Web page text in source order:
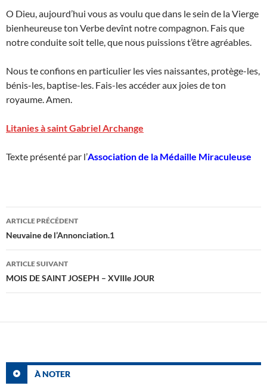
O Dieu, aujourd’hui vous as voulu que dans le sein de la Vierge
bienheureuse ton Verbe devînt notre compagnon. Fais que
notre conduite soit telle, que nous puissions t’être agréables.
Nous te confions en particulier les vies naissantes, protège-les,
bénis-les, baptise-les. Fais-les accéder aux joies de ton
royaume. Amen.
Litanies à saint Gabriel Archange
Texte présenté par l’Association de la Médaille Miraculeuse
Navigation
des
articles
ARTICLE PRÉCÉDENT
Neuvaine de l’Annonciation.1
ARTICLE SUIVANT
MOIS DE SAINT JOSEPH – XVIIIe JOUR
À NOTER